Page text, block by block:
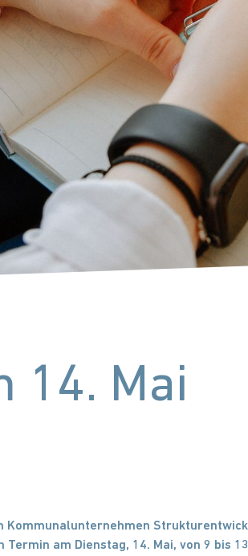
14. Mai
am Dienstag, 14. Mai, von 9 bis